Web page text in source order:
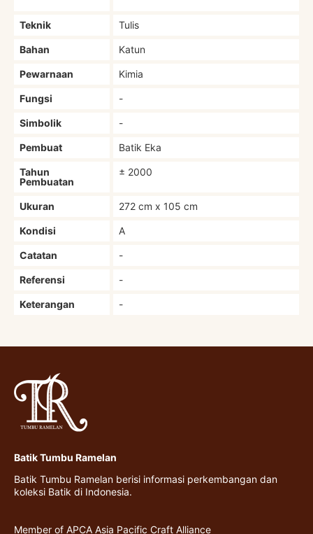
Teknik Tulis
Bahan Katun
Pewarnaan Kimia
Fungsi -
Simbolik -
Pembuat Batik Eka
Tahun
Pembuatan
± 2000
Ukuran 272 cm x 105 cm
Kondisi A
Catatan -
Referensi -
Keterangan -
Batik Tumbu Ramelan
Batik Tumbu Ramelan berisi informasi perkembangan dan
koleksi Batik di Indonesia.
Member of APCA Asia Pacific Craft Alliance